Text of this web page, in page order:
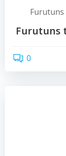
Furutuns
Furutuns
0